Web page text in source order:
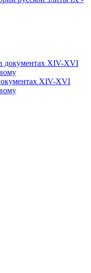
XIV-XVI